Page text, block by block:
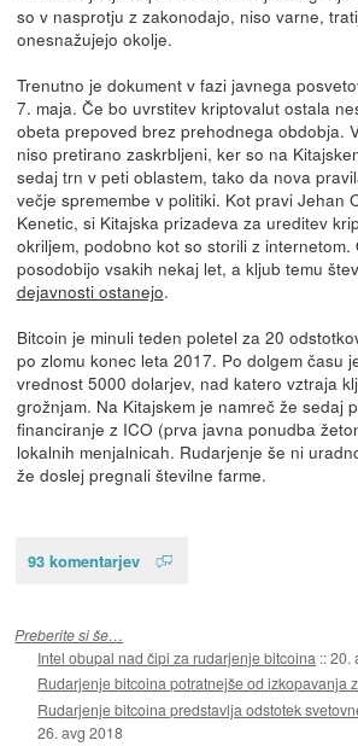
so v nasprotju z zakonodajo, niso varne,
onesnažujejo okolje.
Trenutno je dokument v fazi javnega
7. maja. Če bo uvrstitev kriptovalut ostala
obeta prepoved brez prehodnega obdobja.
niso pretirano zaskrbljeni, ker so na
sedaj trn v peti oblastem, tako da nova
večje spremembe v politiki. Kot pravi Jehan
Kenetic, si Kitajska prizadeva za ureditev
okriljem, podobno kot so storili z internetom.
posodobijo vsakih nekaj let, a kljub temu
dejavnosti ostanejo.
Bitcoin je minuli teden poletel za 20
po zlomu konec leta 2017. Po dolgem času
vrednost 5000 dolarjev, nad katero vztraja
grožnjam. Na Kitajskem je namreč že sedaj
financiranje z ICO (prva javna ponudba
lokalnih menjalnicah. Rudarjenje še ni
že doslej pregnali številne farme.
93 komentarjev
Preberite si še…
Intel obupal nad čipi za rudarjenje bitcoina ::20.
Rudarjenje bitcoina potratnejše od izkopavanja
Rudarjenje bitcoina predstavlja odstotek
26. avg 2018